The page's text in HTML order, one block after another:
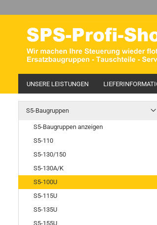
UNSERE LEISTUNGEN
S5-Baugruppen
S5-Baugruppen anzeigen
S5-110
S5-130/150
S5-130A/K
S5-100U
S5-115U
S5-135U
S5-155U